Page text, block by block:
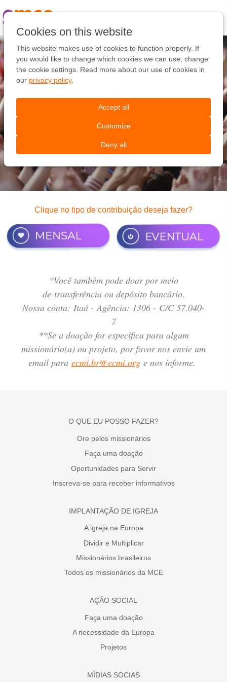
Cookies on this website
This website makes use of cookies to function properly. If
you would like to change which cookies we can use, change
the cookie settings. Read more about our use of cookies in
our privacy policy.
Accept all
Customize
Deny all
link
para
conteúdo
para
navegação
Você pode ajudar a mudar
a Europa
certas para você
Clique no tipo de contribuição deseja fazer?
*Você também pode doar por meio
de transferência ou depósito bancário.
Nossa conta: Itaú - Agência: 1306 - C/C 57.040-
7
**Se a doação for específica para algum
missionário(a) ou projeto, por favor nos envie um
email para ecmi.br@ecmi.org e nos informe.
O QUE EU POSSO FAZER?
Ore pelos missionários
Faça uma doação
Oportunidades para Servir
Inscreva-se para receber informativos
IMPLANTAÇÃO DE IGREJA
A igreja na Europa
Dividir e Multiplicar
Missionários brasileiros
Todos os missionários da MCE
AÇÃO SOCIAL
Faça uma doação
A necessidade da Europa
Projetos
MÍDIAS SOCIAS